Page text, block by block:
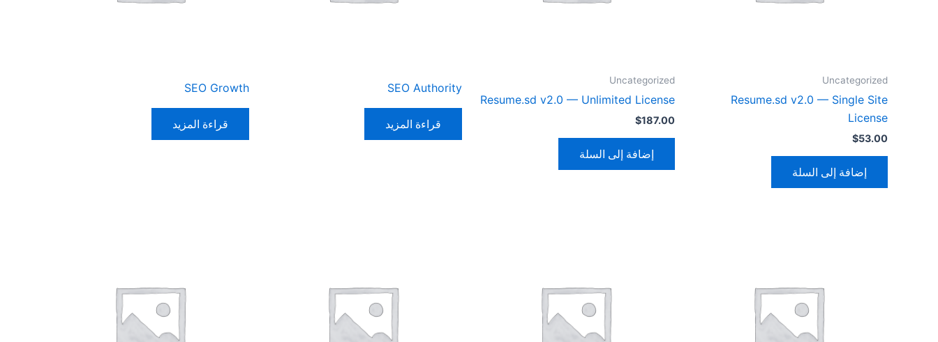
Uncategorized
Resume.sd v2.0 — Single Site
License
$53.00
إضافة إلى السلة
Uncategorized
Resume.sd v2.0 — Unlimited License
$187.00
إضافة إلى السلة
SEO Authority
قراءة المزيد
SEO Growth
قراءة المزيد